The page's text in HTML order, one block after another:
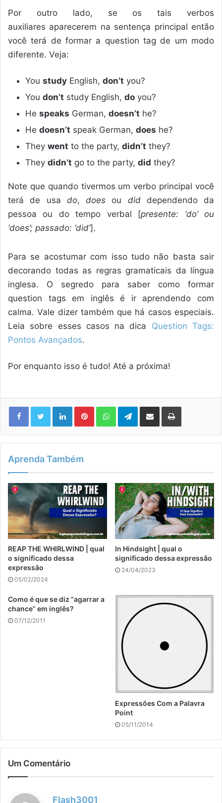
Por outro lado, se os tais verbos
auxiliares aparecerem na sentença principal então
você terá de formar a question tag de um modo
diferente. Veja:
You study English, don’t you?
You don’t study English, do you?
He speaks German, doesn’t he?
He doesn’t speak German, does he?
They went to the party, didn’t they?
They didn’t go to the party, did they?
Note que quando tivermos um verbo principal você
terá de usa do, does ou diddependendo da
pessoa ou do tempo verbal [presente: ‘do’ ou
‘does’; passado: ‘did’].
Para se acostumar com isso tudo não basta sair
decorando todas as regras gramaticais da língua
inglesa. O segredo para saber como formar
question tags em inglês é ir aprendendo com
calma. Vale dizer também que há casos especiais.
Leia sobre esses casos na dica Question Tags:
Pontos Avançados.
Por enquanto isso é tudo! Até a próxima!
LinkedinPinterestWhatsAppTelegram
Compartilhar via e-mail Imprimir
Aprenda Também
REAP THE WHIRLWIND | qual
o significado dessa
expressão
05/02/2024
In Hindsight | qual o
significado dessa expressão
24/04/2023
Como é que se diz “agarrar a
chance” em inglês?
07/12/2011
Expressões Com a Palavra
Point
05/11/2014
Um Comentário
Flash3001